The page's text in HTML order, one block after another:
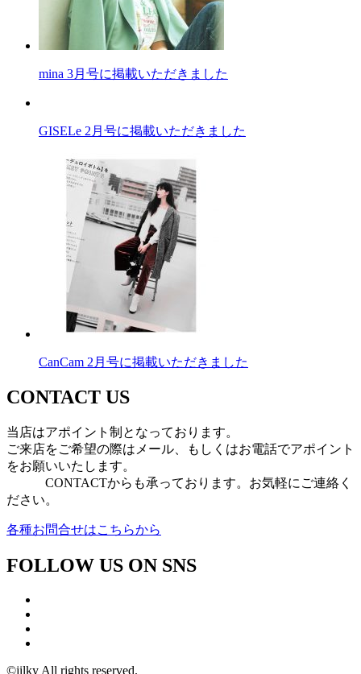
mina 3月号に掲載いただきました
GISELe 2月号に掲載いただきました
CanCam 2月号に掲載いただきました
CONTACT US
当店はアポイント制となっております。
ご来店をご希望の際はメール、もしくはお電話でアポイント
をお願いいたします。
CONTACTからも承っております。お気軽にご連絡く
ださい。
各種お問合せはこちらから
FOLLOW US ON SNS
©jilky All rights reserved.